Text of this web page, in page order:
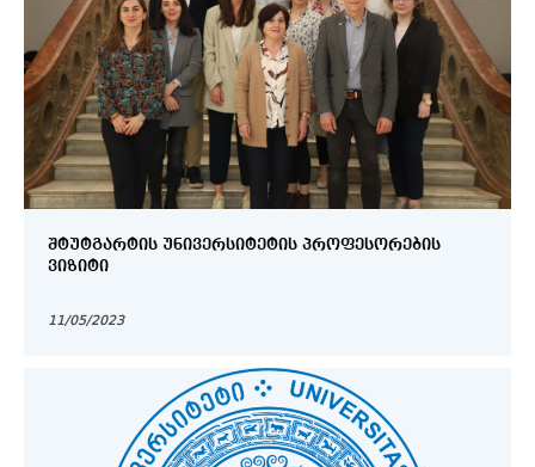
ᲨᲢᲣᲢᲒᲐᲠᲢᲘᲡ ᲣᲜᲘᲕᲔᲠᲡᲘᲢᲔᲢᲘᲡ ᲞᲠᲝᲤᲔᲡᲝᲠᲔᲑᲘᲡ
ᲕᲘᲖᲘᲢᲘ
11/05/2023